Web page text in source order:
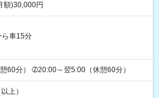
額)30,000円
ら車15分
60分） ➁20:00～翌5:00（休憩60分）
上）